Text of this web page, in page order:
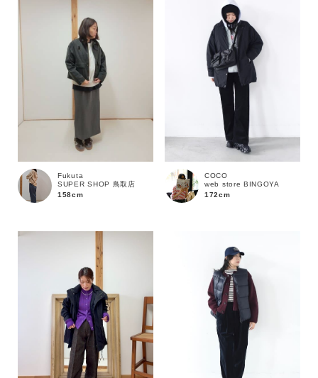
Fukuta
SUPER SHOP 鳥取店
158cm
COCO
web store BINGOYA
172cm